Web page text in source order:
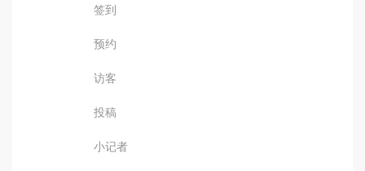
签到
预约
访客
投稿
小记者